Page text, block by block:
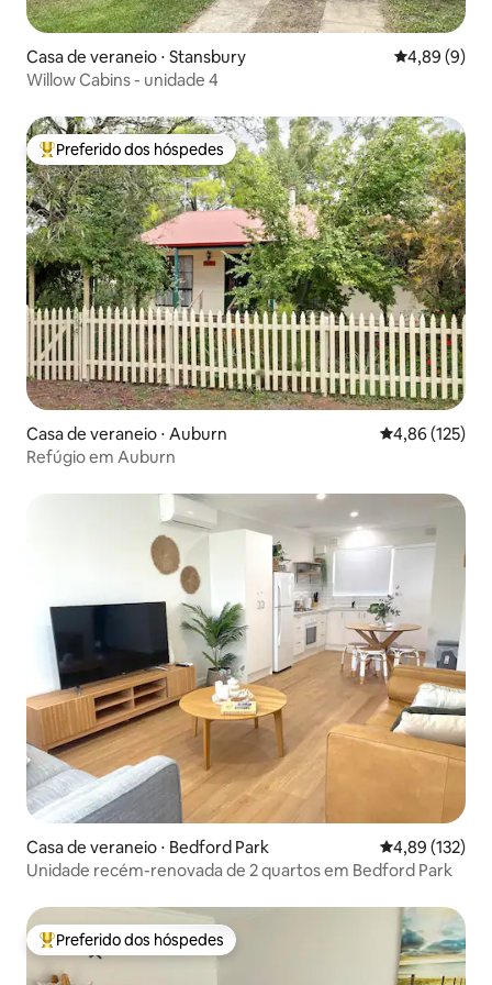
Casa de veraneio ⋅ Stansbury 4,89 de uma
4,89 (9)
Willow Cabins - unidade 4
Entre os melhores preferidos dos hóspedes
Preferido dos hóspedes
Casa de veraneio ⋅ Auburn 4,86 de uma
4,86 (125)
Refúgio em Auburn
Casa de veraneio ⋅ Bedford Park 4,89 de uma
4,89 (132)
Unidade recém-renovada de 2 quartos em Bedford Park
Entre os melhores preferidos dos hóspedes
Preferido dos hóspedes